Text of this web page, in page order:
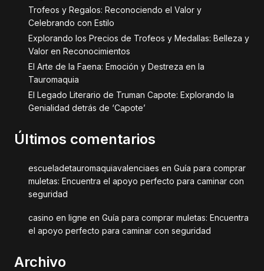
Trofeos y Regalos: Reconociendo el Valor y
Celebrando con Estilo
Explorando los Precios de Trofeos y Medallas: Belleza y
Valor en Reconocimientos
El Arte de la Faena: Emoción y Destreza en la
Tauromaquia
El Legado Literario de Truman Capote: Explorando la
Genialidad detrás de ‘Capote’
Últimos comentarios
escueladetauromaquiavalenciaes en Guía para comprar
muletas: Encuentra el apoyo perfecto para caminar con
seguridad
casino en ligne en Guía para comprar muletas: Encuentra
el apoyo perfecto para caminar con seguridad
Archivo